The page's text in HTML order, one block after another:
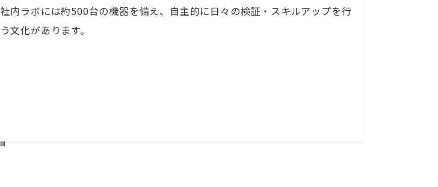
社内ラボには約500台の機器を備え、自主的に日々の検証・スキルアップを行
う文化があります。